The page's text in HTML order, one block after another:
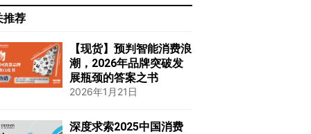
推荐
【现货】预判智能消费浪
潮，2026年品牌突破发
展瓶颈的答案之书
2026年1月21日
深度求索2025中国消费